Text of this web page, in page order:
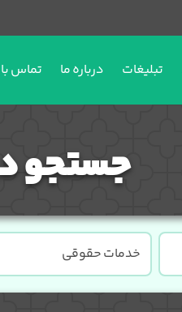
تبلیغات درباره ما تماس با
جستجو